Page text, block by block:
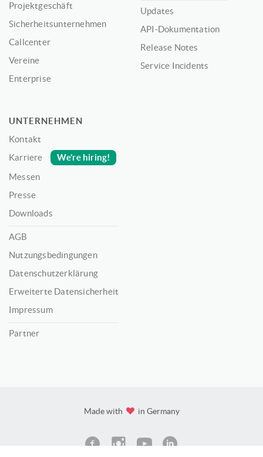
Projektgeschäft
Sicherheitsunternehmen
Callcenter
Vereine
Enterprise
Updates
API-Dokumentation
Release Notes
Service Incidents
UNTERNEHMEN
Kontakt
Karriere
We’re hiring!
Messen
Presse
Downloads
AGB
Nutzungsbedingungen
Datenschutzerklärung
Erweiterte Datensicherheit
Impressum
Partner
Made with in Germany